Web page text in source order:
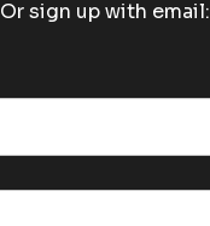
Or sign up with email: